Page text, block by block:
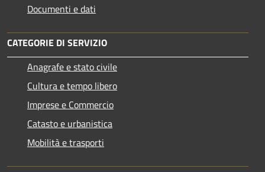
Documenti e dati
CATEGORIE DI SERVIZIO
Anagrafe e stato civile
Cultura e tempo libero
Imprese e Commercio
Catasto e urbanistica
Mobilità e trasporti